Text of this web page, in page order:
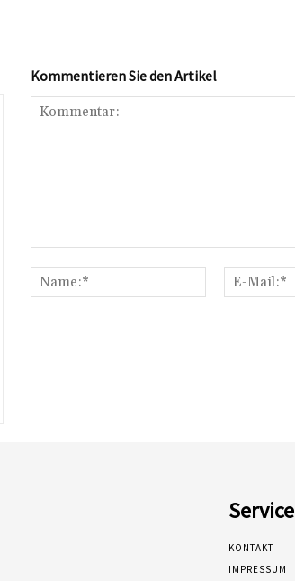
Kommentieren Sie den Artikel
Name:*
Service
KONTAKT
IMPRESSUM